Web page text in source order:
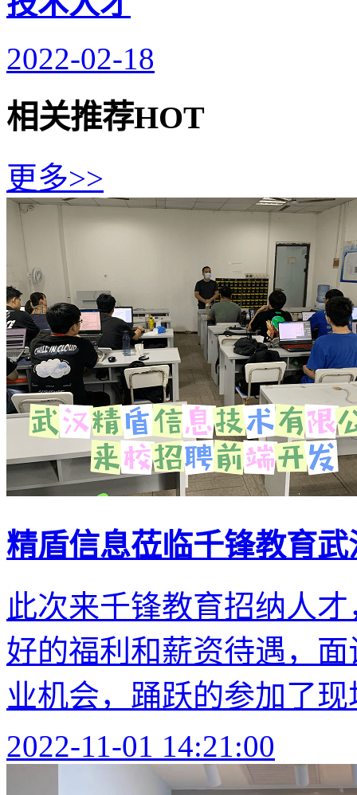
2022-02-18
相关推荐HOT
更多>>
精盾信息莅临千锋教育
此次来千锋教育招纳人
好的福利和薪资待遇，
业机会，踊跃的参加了
2022-11-01 14:21:00